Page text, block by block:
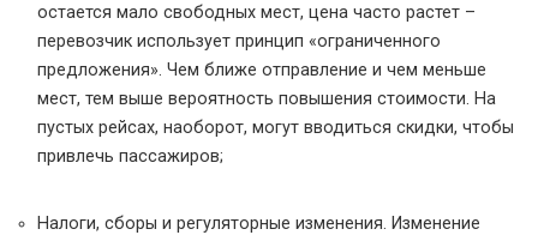
остается мало свободных мест, цена часто растет –
перевозчик использует принцип «ограниченного
предложения». Чем ближе отправление и чем меньше
мест, тем выше вероятность повышения стоимости. На
пустых рейсах, наоборот, могут вводиться скидки, чтобы
привлечь пассажиров;
Налоги, сборы и регуляторные изменения. Изменение